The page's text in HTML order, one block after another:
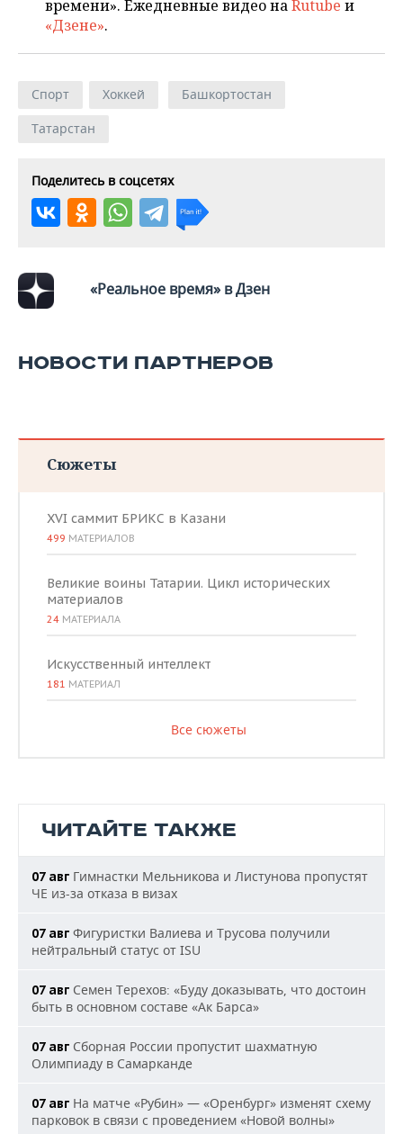
ONLINE-КОНФЕРЕНЦИИ
ОТКРЫТАЯ ЛЕКЦИЯ
ХОККЕЙ
БАСКЕТБОЛ
ВОЛЕЙБОЛ
КИБЕРСПОРТ
ФИГУРНОЕ КАТАНИЕ
ВОДНЫЕ ВИДЫ СПОРТА
ВЛАСТЬ
ИНФРАСТРУКТУРА
ИСТОРИЯ
КУЛЬТУРА
МЕДИЦИНА
ОБРАЗОВАНИЕ
СЮЖЕТЫ
СПРАВОЧНИК
СПИСОК ПЕРСОН
СПИСОК КОМПАНИЙ
ПОЛНАЯ ВЕРСИЯ
времени». Ежедневные видео наRutube и
«Дзене».
Спорт Хоккей
Башкортостан
Татарстан
Поделитесь в соцсетях
«Реальное время» в Дзен
НОВОСТИ ПАРТНЕРОВ
Сюжеты
XVI саммит БРИКС в Казани
499 МАТЕРИАЛОВ
Великие воины Татарии. Цикл исторических
материалов
24 МАТЕРИАЛА
Искусственный интеллект
181 МАТЕРИАЛ
Все сюжеты
ЧИТАЙТЕ ТАКЖЕ
07 авг Гимнастки Мельникова и Листунова пропустят
ЧЕ из-за отказа в визах
07 авг Фигуристки Валиева и Трусова получили
нейтральный статус от ISU
07 авг Семен Терехов: «Буду доказывать, что достоин
быть в основном составе «Ак Барса»
07 авг Сборная России пропустит шахматную
Олимпиаду в Самарканде
07 авг На матче «Рубин» — «Оренбург» изменят схему
парковок в связи с проведением «Новой волны»